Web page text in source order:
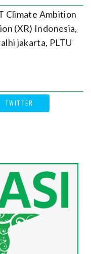
Climate Ambition
(XR) Indonesia,
jakarta, PLTU
TWITTER